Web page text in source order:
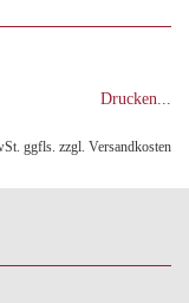
Drucken...
ggfls. zzgl. Versandkosten